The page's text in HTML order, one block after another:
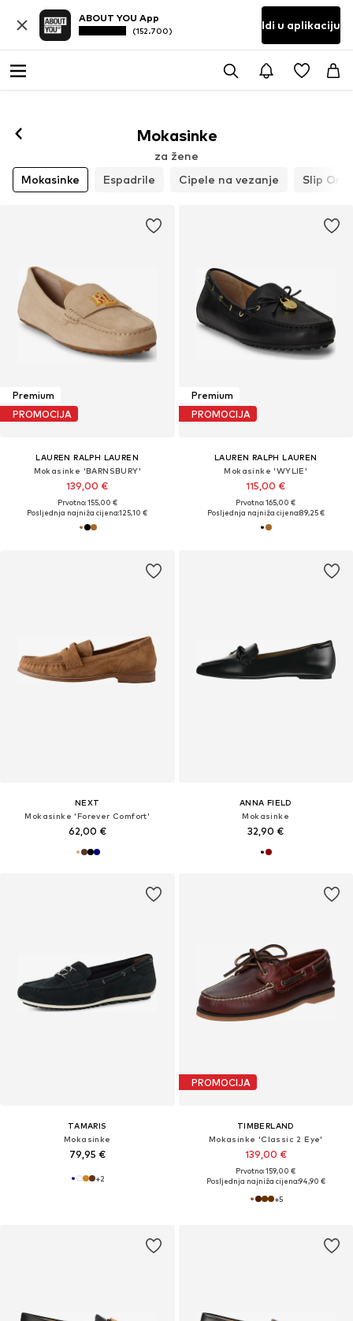
ABOUT YOU App
(152.700) Idi u aplikaciju
Mokasinke
za žene
Mokasinke
Espadrile Cipele na vezanje Slip On
Premium
PROMOCIJA
LAUREN RALPH LAUREN
Mokasinke 'BARNSBURY'
139,00 €
Prvotno: 155,00 €
Posljednja najniža cijena:125,10 €
Premium
PROMOCIJA
LAUREN RALPH LAUREN
Mokasinke 'WYLIE'
115,00 €
Prvotno: 165,00 €
Posljednja najniža cijena:89,25 €
NEXT
Mokasinke 'Forever Comfort'
62,00 €
ANNA FIELD
Mokasinke
32,90 €
TAMARIS
Mokasinke
79,95 €
+2
PROMOCIJA
TIMBERLAND
Mokasinke 'Classic 2 Eye'
139,00 €
Prvotno: 159,00 €
Posljednja najniža cijena:94,90 €
+5